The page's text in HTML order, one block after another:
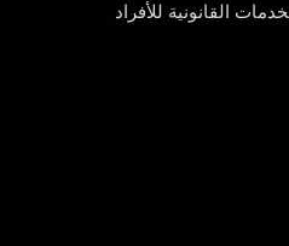
القانونية للأفراد